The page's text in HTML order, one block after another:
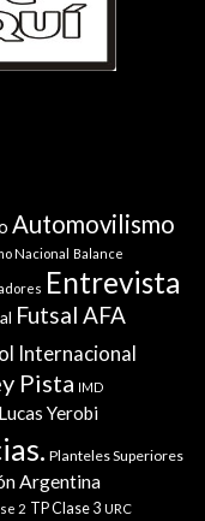
Automovilismo
Nacional Balance
Entrevista
Futsal AFA
Internacional
Pista IMD
Lucas Yerobi
Planteles Superiores
Argentina
2 TP Clase 3 URC